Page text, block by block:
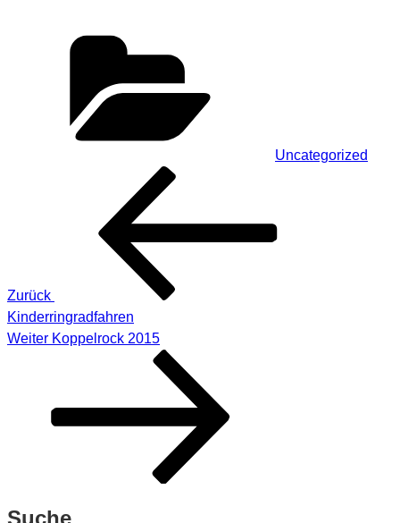
Uncategorized
Beitragsnavigation
Zurück
Kinderringradfahren
Nächster
Weiter Koppelrock 2015
Suche